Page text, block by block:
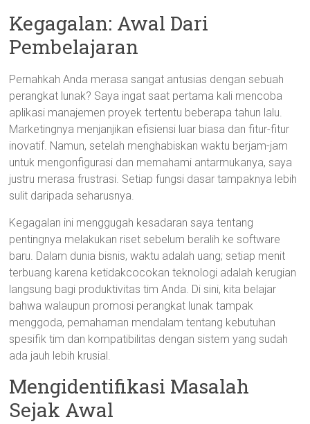
Kegagalan: Awal Dari
Pembelajaran
Pernahkah Anda merasa sangat antusias dengan sebuah
perangkat lunak? Saya ingat saat pertama kali mencoba
aplikasi manajemen proyek tertentu beberapa tahun lalu.
Marketingnya menjanjikan efisiensi luar biasa dan fitur-fitur
inovatif. Namun, setelah menghabiskan waktu berjam-jam
untuk mengonfigurasi dan memahami antarmukanya, saya
justru merasa frustrasi. Setiap fungsi dasar tampaknya lebih
sulit daripada seharusnya.
Kegagalan ini menggugah kesadaran saya tentang
pentingnya melakukan riset sebelum beralih ke software
baru. Dalam dunia bisnis, waktu adalah uang; setiap menit
terbuang karena ketidakcocokan teknologi adalah kerugian
langsung bagi produktivitas tim Anda. Di sini, kita belajar
bahwa walaupun promosi perangkat lunak tampak
menggoda, pemahaman mendalam tentang kebutuhan
spesifik tim dan kompatibilitas dengan sistem yang sudah
ada jauh lebih krusial.
Mengidentifikasi Masalah
Sejak Awal